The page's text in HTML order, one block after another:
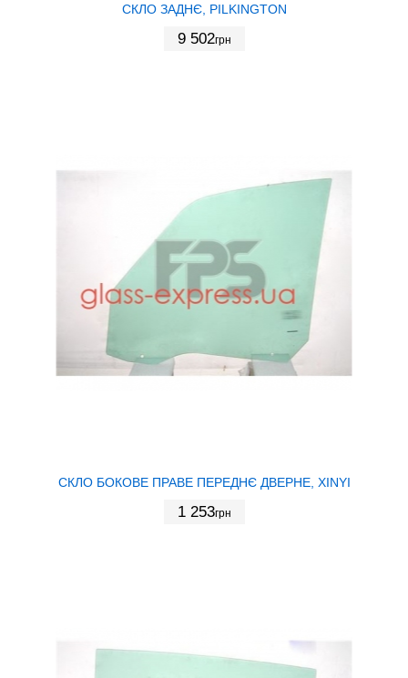
СКЛО ЗАДНЄ, PILKINGTON
9 502грн
СКЛО БОКОВЕ ПРАВЕ ПЕРЕДНЄ ДВЕРНЕ, XINYI
1 253грн